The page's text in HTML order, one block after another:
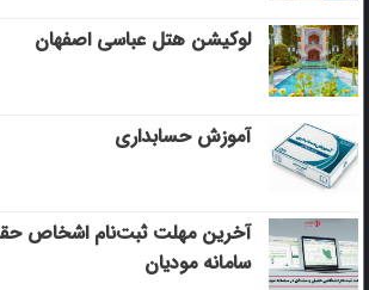
لوکیشن هتل عباسی اصفهان
آموزش حسابداری
آخرین مهلت ثبت‌نام اشخاص
سامانه مودیان